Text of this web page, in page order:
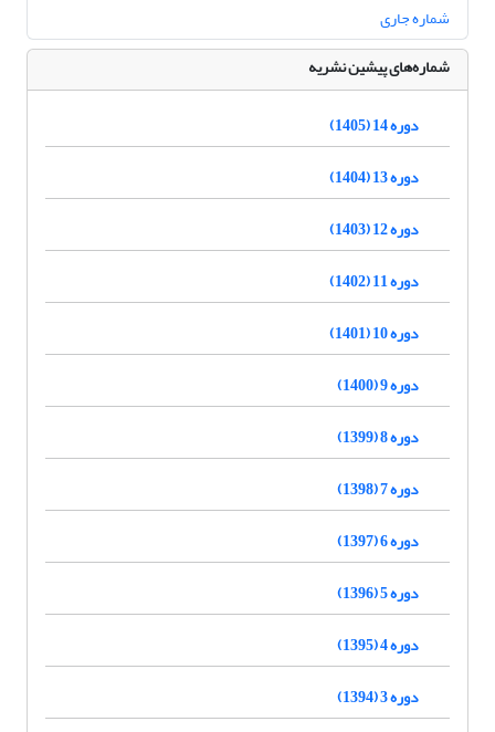
شماره جاری
شماره‌های پیشین نشریه
دوره 14 (1405)
دوره 13 (1404)
دوره 12 (1403)
دوره 11 (1402)
دوره 10 (1401)
دوره 9 (1400)
دوره 8 (1399)
دوره 7 (1398)
دوره 6 (1397)
دوره 5 (1396)
دوره 4 (1395)
دوره 3 (1394)